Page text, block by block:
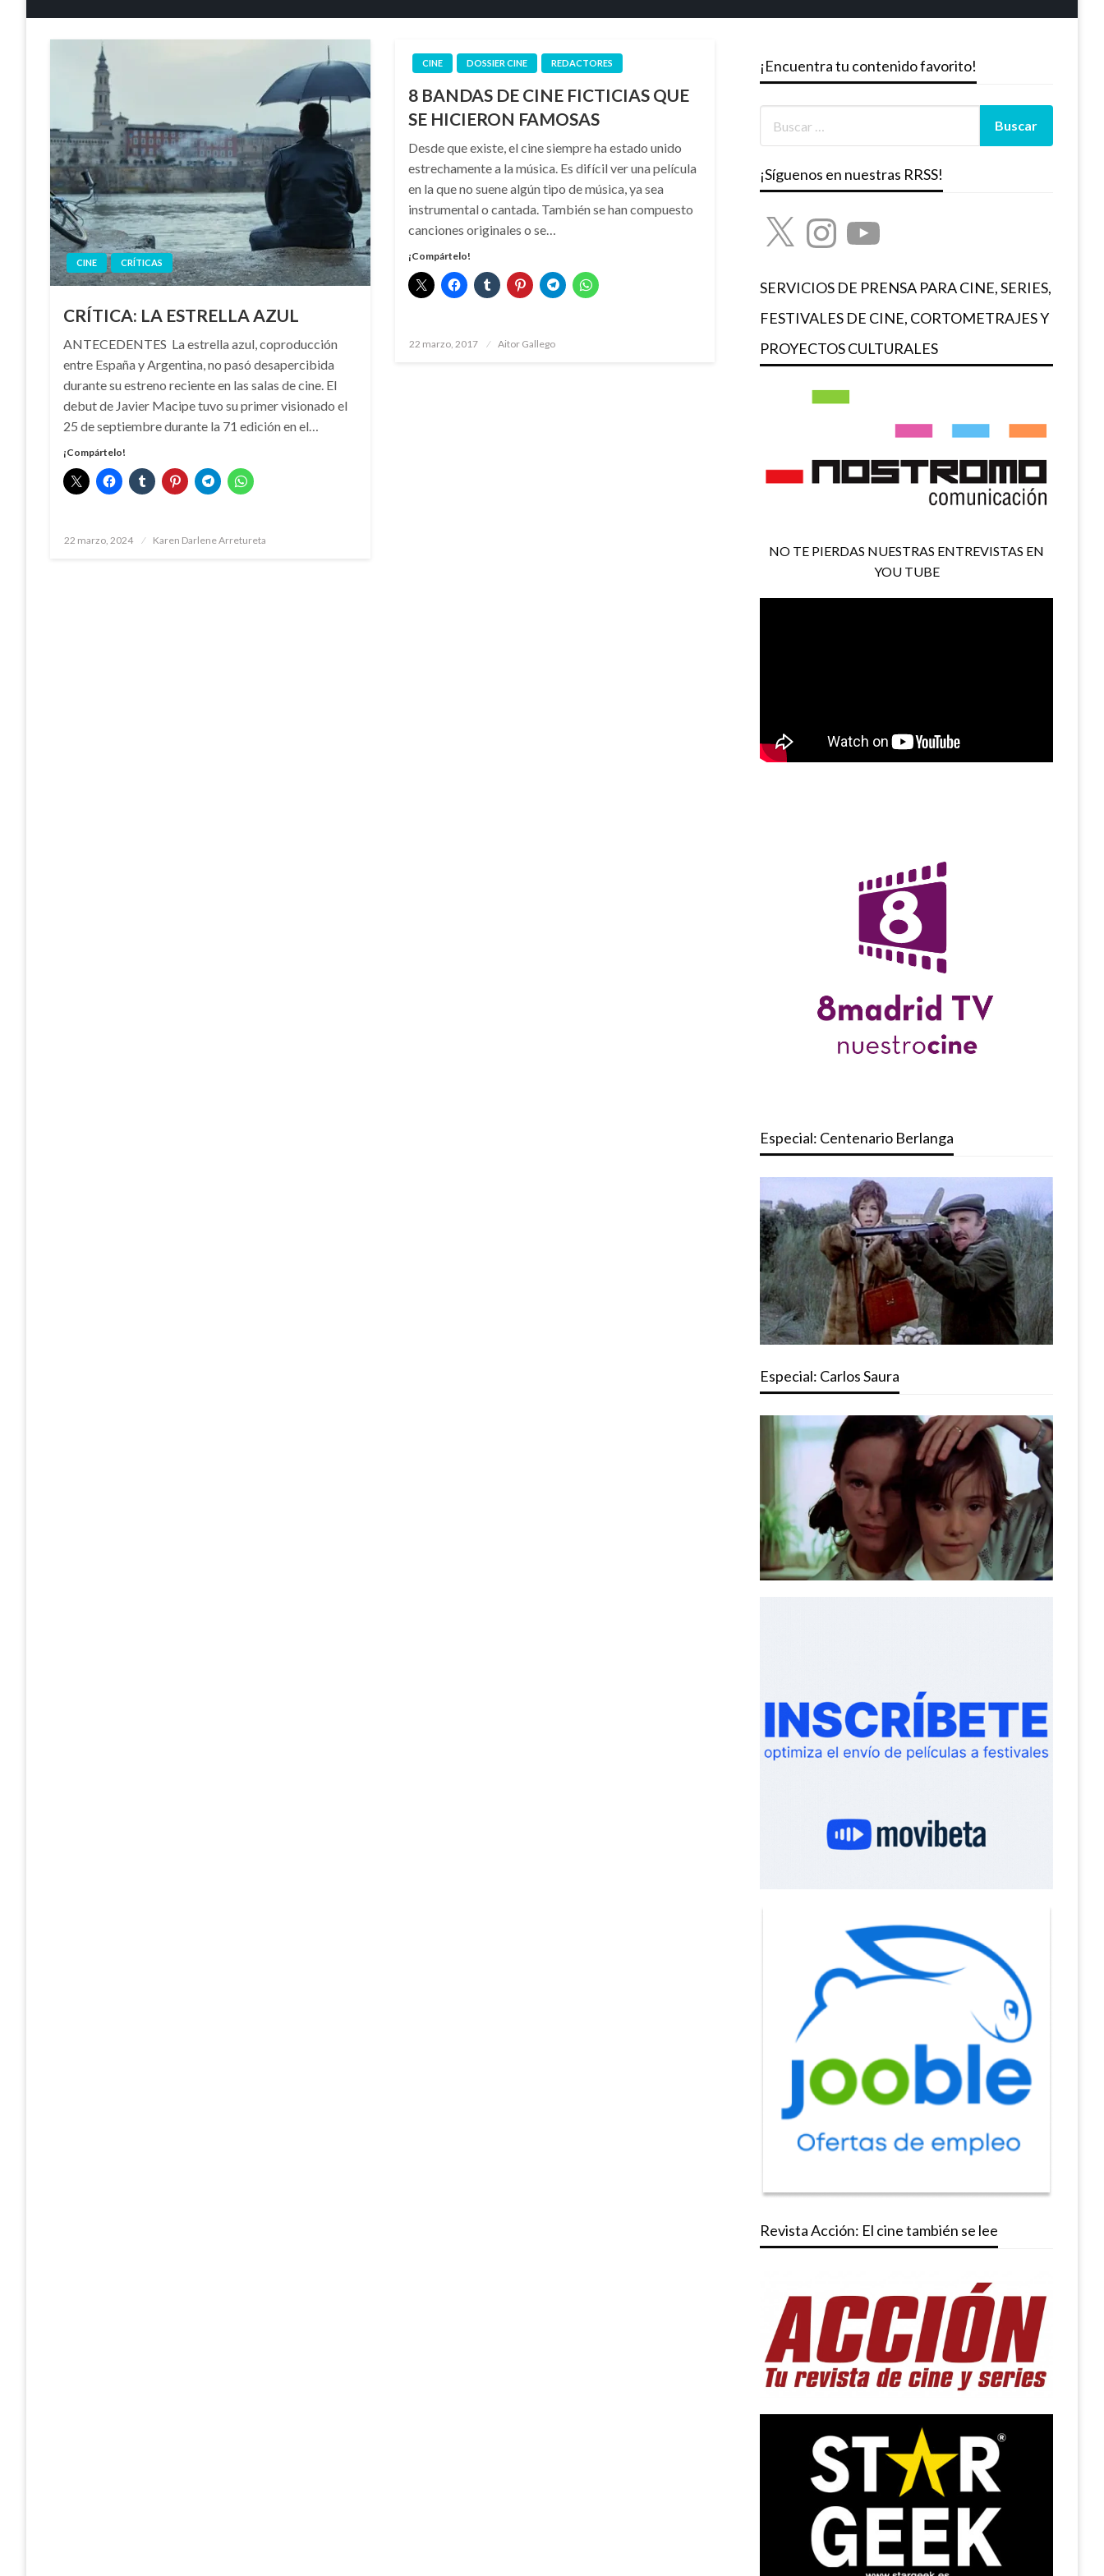
CINE CRÍTICAS
CRÍTICA: LA ESTRELLA AZUL
ANTECEDENTES La estrella azul, coproducción
entre España y Argentina, no pasó desapercibida
durante su estreno reciente en las salas de cine. El
debut de Javier Macipe tuvo su primer visionado el
25 de septiembre durante la 71 edición en el…
¡Compártelo!
Publicado
22 marzo, 2024 Karen Darlene Arretureta
CINE DOSSIER CINE REDACTORES
8 BANDAS DE CINE FICTICIAS QUE
SE HICIERON FAMOSAS
Desde que existe, el cine siempre ha estado unido
estrechamente a la música. Es difícil ver una película
en la que no suene algún tipo de música, ya sea
instrumental o cantada. También se han compuesto
canciones originales o se…
¡Compártelo!
Publicado
22 marzo, 2017 Aitor Gallego
¡Encuentra tu contenido favorito!
¡Síguenos en nuestras RRSS!
X InstagramYouTube
SERVICIOS DE PRENSA PARA CINE, SERIES,
FESTIVALES DE CINE, CORTOMETRAJES Y
PROYECTOS CULTURALES
NO TE PIERDAS NUESTRAS ENTREVISTAS EN
YOU TUBE
Especial: Centenario Berlanga
Especial: Carlos Saura
Revista Acción: El cine también se lee